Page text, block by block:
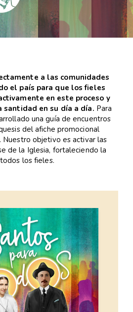
a las comunidades
el país para que los fieles
en este proceso y
santidad en su día a día. Para
una guía de encuentros
del afiche promocional
Nuestro objetivo es activar las
de la Iglesia, fortaleciendo la
los fieles.